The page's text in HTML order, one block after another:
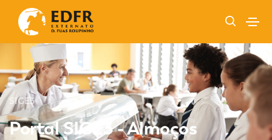
SIGE3
Portal SIGE3 - Almoços